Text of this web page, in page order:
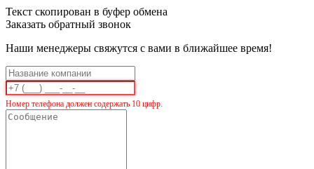
Текст скопирован в буфер обмена
Заказать обратный звонок
Наши менеджеры свяжутся с вами в ближайшее время!
Номер телефона должен содержать 10 цифр.